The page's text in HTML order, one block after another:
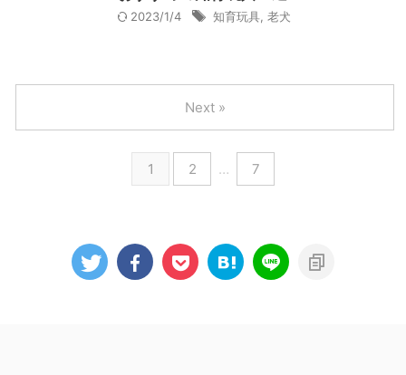
2023/1/4 知育玩具 老犬
1 2 … 7
Next »